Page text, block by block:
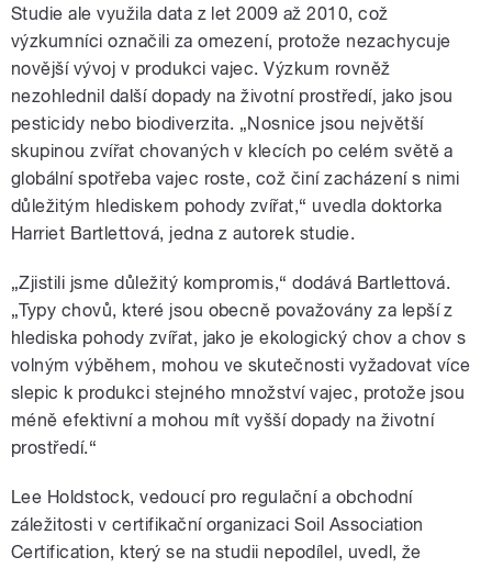
Studie ale využila data z let 2009 až 2010, což
výzkumníci označili za omezení, protože nezachycuje
novější vývoj v produkci vajec. Výzkum rovněž
nezohlednil další dopady na životní prostředí, jako jsou
pesticidy nebo biodiverzita. „Nosnice jsou největší
skupinou zvířat chovaných v klecích po celém světě a
globální spotřeba vajec roste, což činí zacházení s nimi
důležitým hlediskem pohody zvířat,“ uvedla doktorka
Harriet Bartlettová, jedna z autorek studie.
„Zjistili jsme důležitý kompromis,“ dodává Bartlettová.
„Typy chovů, které jsou obecně považovány za lepší z
hlediska pohody zvířat, jako je ekologický chov a chov s
volným výběhem, mohou ve skutečnosti vyžadovat více
slepic k produkci stejného množství vajec, protože jsou
méně efektivní a mohou mít vyšší dopady na životní
prostředí.“
Lee Holdstock, vedoucí pro regulační a obchodní
záležitosti v certifikační organizaci Soil Association
Certification, který se na studii nepodílel, uvedl, že